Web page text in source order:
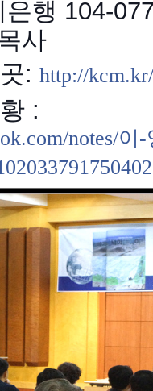
행 104-
사
: http://
:
notes/